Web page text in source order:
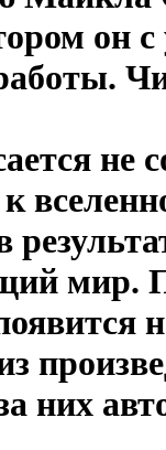
он с
не
мир.
них